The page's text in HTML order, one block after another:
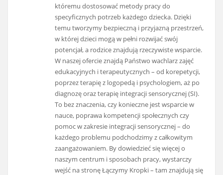
któremu dostosować metody pracy do
specyficznych potrzeb każdego dziecka. Dzięki
temu tworzymy bezpieczną i przyjazną przestrzeń,
w której dzieci mogą w pełni rozwijać swój
potencjał, a rodzice znajdują rzeczywiste wsparcie.
W naszej ofercie znajdą Państwo wachlarz zajęć
edukacyjnych i terapeutycznych – od korepetycji,
poprzez terapię z logopedą i psychologiem, aż po
diagnozę oraz terapię integracji sensorycznej (SI).
To bez znaczenia, czy konieczne jest wsparcie w
nauce, poprawa kompetencji społecznych czy
pomoc w zakresie integracji sensorycznej – do
każdego problemu podchodzimy z całkowitym
zaangażowaniem. By dowiedzieć się więcej o
naszym centrum i sposobach pracy, wystarczy
wejść na stronę Łączymy Kropki – tam znajdują się